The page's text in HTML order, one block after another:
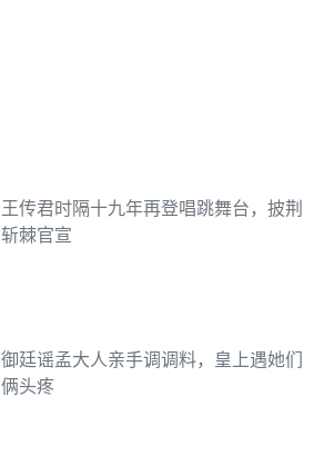
王传君时隔十九年再登唱跳舞台，披荆
斩棘官宣
御廷谣孟大人亲手调调料，皇上遇她们
俩头疼